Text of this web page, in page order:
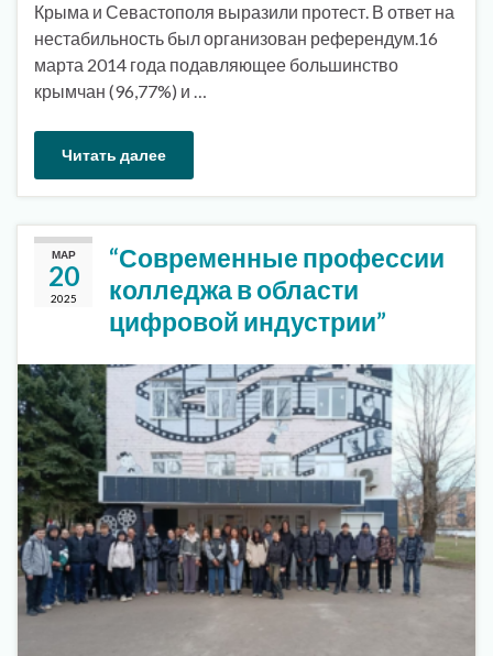
Крыма и Севастополя выразили протест. В ответ на
нестабильность был организован референдум.16
марта 2014 года подавляющее большинство
крымчан (96,77%) и …
Читать далее
МАР
20
2025
“Современные профессии
колледжа в области
цифровой индустрии”